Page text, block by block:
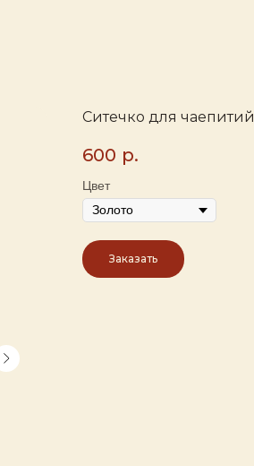
Ситечко для чаепитий
600 р.
Цвет
Заказать